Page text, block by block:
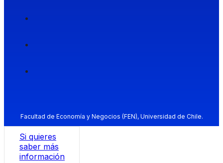
Facultad de Economía y Negocios (FEN), Universidad de Chile.
Si quieres
saber más
información